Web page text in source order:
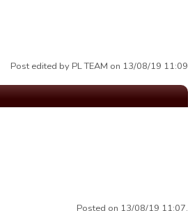
Post edited by PL TEAM on 13/08/19 11:09
Posted on 13/08/19 11:07.